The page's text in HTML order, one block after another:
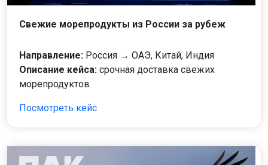
Свежие морепродукты из России за рубеж
Направление: Россия → ОАЭ, Китай, Индия
Описание кейса: срочная доставка свежих
морепродуктов
Посмотреть кейс